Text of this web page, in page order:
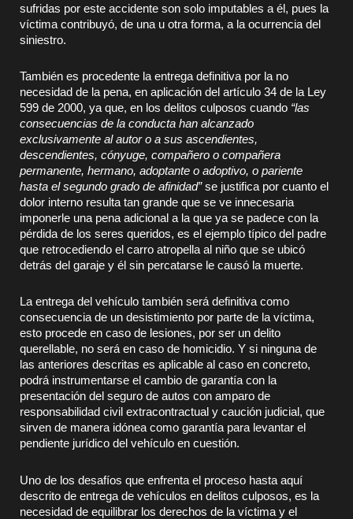
sufridas por este accidente son solo imputables a él, pues la
víctima contribuyó, de una u otra forma, a la ocurrencia del
siniestro.
También es procedente la entrega definitiva por la no
necesidad de la pena, en aplicación del artículo 34 de la Ley
599 de 2000, ya que, en los delitos culposos cuando “las
consecuencias de la conducta han alcanzado
exclusivamente al autor o a sus ascendientes,
descendientes, cónyuge, compañero o compañera
permanente, hermano, adoptante o adoptivo, o pariente
hasta el segundo grado de afinidad”se justifica por cuanto el
dolor interno resulta tan grande que se ve innecesaria
imponerle una pena adicional a la que ya se padece con la
pérdida de los seres queridos, es el ejemplo típico del padre
que retrocediendo el carro atropella al niño que se ubicó
detrás del garaje y él sin percatarse le causó la muerte.
La entrega del vehículo también será definitiva como
consecuencia de un desistimiento por parte de la víctima,
esto procede en caso de lesiones, por ser un delito
querellable, no será en caso de homicidio. Y si ninguna de
las anteriores descritas es aplicable al caso en concreto,
podrá instrumentarse el cambio de garantía con la
presentación del seguro de autos con amparo de
responsabilidad civil extracontractual y caución judicial, que
sirven de manera idónea como garantía para levantar el
pendiente jurídico del vehículo en cuestión.
Uno de los desafíos que enfrenta el proceso hasta aquí
descrito de entrega de vehículos en delitos culposos, es la
necesidad de equilibrar los derechos de la víctima y el